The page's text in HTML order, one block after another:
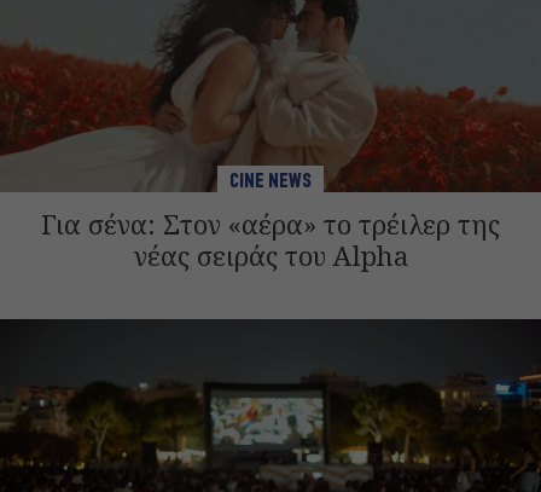
CINE NEWS
Για σένα: Στον «αέρα» το τρέιλερ της
νέας σειράς του Alpha